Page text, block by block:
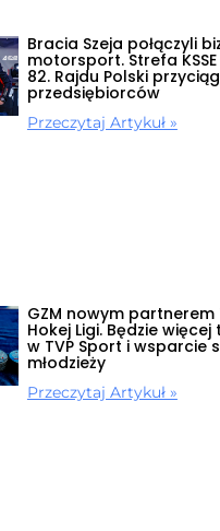
Bracia Szeja połączyli
motorsport. Strefa
82. Rajdu Polski
przedsiębiorców
Przeczytaj Artykuł »
GZM nowym partnerem
Hokej Ligi. Będzie
w TVP Sport i wsparcie
młodzieży
Przeczytaj Artykuł »